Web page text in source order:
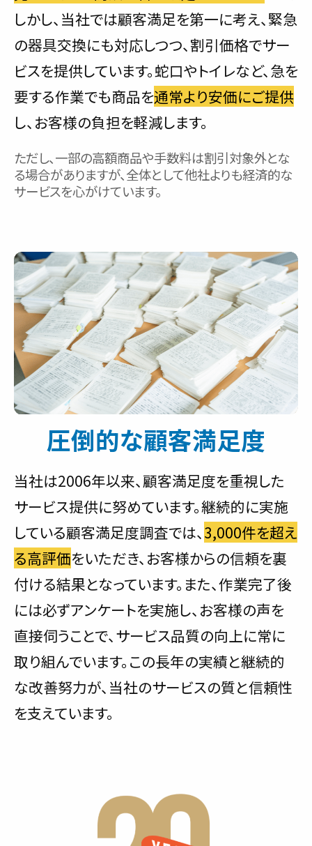
しかし、当社では顧客満足を第一に考え、緊急
の器具交換にも対応しつつ、割引価格でサー
ビスを提供しています。蛇口やトイレなど、急を
要する作業でも商品を通常より安価にご提供
し、お客様の負担を軽減します。
ただし、一部の高額商品や手数料は割引対象外とな
る場合がありますが、全体として他社よりも経済的な
サービスを心がけています。
圧倒的な顧客満足度
当社は2006年以来、顧客満足度を重視した
サービス提供に努めています。継続的に実施
している顧客満足度調査では、 3,000件を超え
る高評価をいただき、お客様からの信頼を裏
付ける結果となっています。また、作業完了後
には必ずアンケートを実施し、お客様の声を
直接伺うことで、サービス品質の向上に常に
取り組んでいます。この長年の実績と継続的
な改善努力が、当社のサービスの質と信頼性
を支えています。